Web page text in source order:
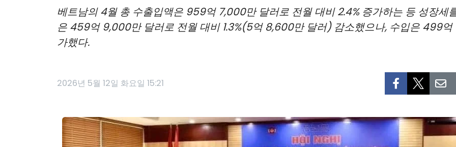
베트남의 4월 총 수출입액은 959억 7,000만 달러로 전월 대비 2.4% 증가하는 등 성장세
은 459억 9,000만 달러로 전월 대비 1.3%(5억 8,600만 달러) 감소했으나, 수입은 499
가했다.
2026년 5월 12일 화요일 15:21